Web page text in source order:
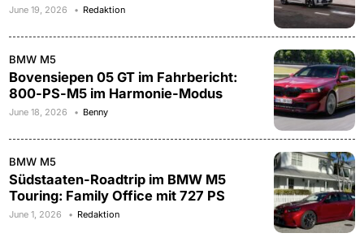
June 19, 2026 Redaktion
BMW M5
Bovensiepen 05 GT im Fahrbericht:
800-PS-M5 im Harmonie-Modus
June 18, 2026 Benny
BMW M5
Südstaaten-Roadtrip im BMW M5
Touring: Family Office mit 727 PS
June 1, 2026 Redaktion